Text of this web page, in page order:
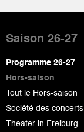
de
page
Saison 26-27
Programme 26-27
Hors-saison
Tout le Hors-saison
Société des concerts
Theater in Freiburg